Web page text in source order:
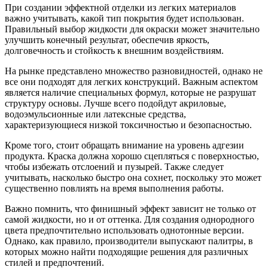
При создании эффектной отделки из легких материалов
важно учитывать, какой тип покрытия будет использован.
Правильный выбор жидкости для окраски может значительно
улучшить конечный результат, обеспечив яркость,
долговечность и стойкость к внешним воздействиям.
На рынке представлено множество разновидностей, однако не
все они подходят для легких конструкций. Важным аспектом
является наличие специальных формул, которые не разрушат
структуру основы. Лучше всего подойдут акриловые,
водоэмульсионные или латексные средства,
характеризующиеся низкой токсичностью и безопасностью.
Кроме того, стоит обращать внимание на уровень адгезии
продукта. Краска должна хорошо сцепляться с поверхностью,
чтобы избежать отслоений и пузырей. Также следует
учитывать, насколько быстро она сохнет, поскольку это может
существенно повлиять на время выполнения работы.
Важно помнить, что финишный эффект зависит не только от
самой жидкости, но и от оттенка. Для создания однородного
цвета предпочтительно использовать однотонные версии.
Однако, как правило, производители выпускают палитры, в
которых можно найти подходящие решения для различных
стилей и предпочтений.